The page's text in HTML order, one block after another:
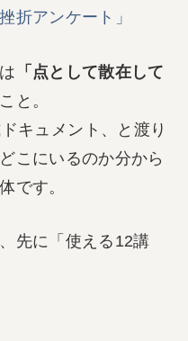
折アンケート」
「点として散在して
こと。
キュメント、と渡り
こにいるのか分から
です。
先に「使える12講